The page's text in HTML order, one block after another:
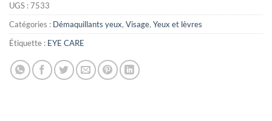
UGS :7533
Catégories : Démaquillants yeux, Visage, Yeux et lèvres
Étiquette : EYE CARE